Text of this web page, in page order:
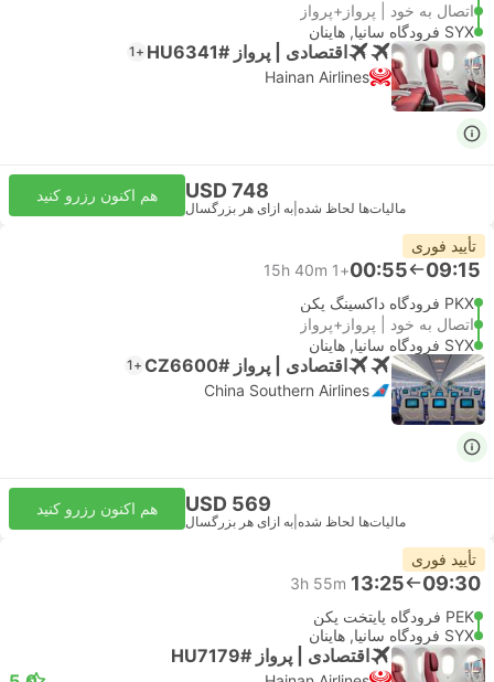
اتصال به خود | پرواز+پرواز
SYX فرودگاه سانیا, هاینان
اقتصادی | پرواز #HU6341 +1
Hainan Airlines
USD 748
مالیات‌ها لحاظ شده به ازای هر بزرگسال
هم اکنون رزرو کنید
تأیید فوری
09:15
00:55
+1
15h 40m
PKX فرودگاه داکسینگ پکن
اتصال به خود | پرواز+پرواز
SYX فرودگاه سانیا, هاینان
اقتصادی | پرواز #CZ6600 +1
China Southern Airlines
USD 569
مالیات‌ها لحاظ شده به ازای هر بزرگسال
هم اکنون رزرو کنید
تأیید فوری
09:30
13:25
3h 55m
PEK فرودگاه پایتخت پکن
SYX فرودگاه سانیا, هاینان
اقتصادی | پرواز #HU7179